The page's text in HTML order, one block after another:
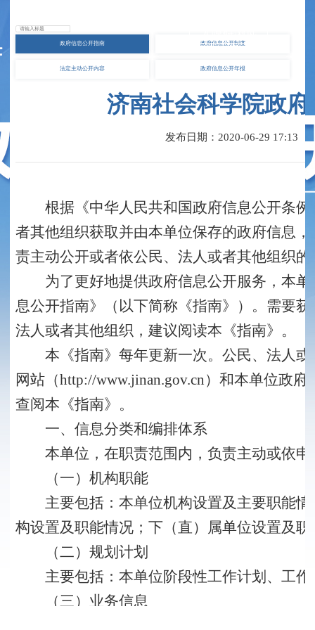
政府信息公开指南 政府信息公开制度
法定主动公开内容 政府信息公开年报
济南社会科学院政
发布日期：2020-06-29 17:13
根据《中华人民共和国政府信息公开条例
者其他组织获取并由本单位保存的政府信息
责主动公开或者依公民、法人或者其他组织
为了更好地提供政府信息公开服务，本单
息公开指南》（以下简称《指南》）。需要
法人或者其他组织，建议阅读本《指南》。
本《指南》每年更新一次。公民、法人或
网站（http://www.jinan.gov.cn）和本单位政
查阅本《指南》。
一、信息分类和编排体系
本单位，在职责范围内，负责主动或依申
（一）机构职能
主要包括：本单位机构设置及主要职能情
构设置及职能情况；下（直）属单位设置及
（二）规划计划
主要包括：本单位阶段性工作计划、工作
（三）业务信息